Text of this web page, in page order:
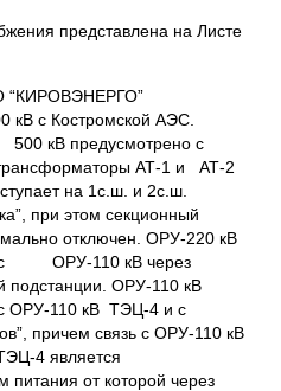
представлена на Листе
“КИРОВЭНЕРГО”
кВ с Костромской АЭС.
500 кВ предусмотрено с
АТ-1 и АТ-2
на 1с.ш. и 2с.ш.
при этом секционный
отключен. ОРУ-220 кВ
с ОРУ-110 кВ через
подстанции. ОРУ-110 кВ
с ОРУ-110 кВ ТЭЦ-4 и с
причем связь с ОРУ-110 кВ
4 является
питания от которой через